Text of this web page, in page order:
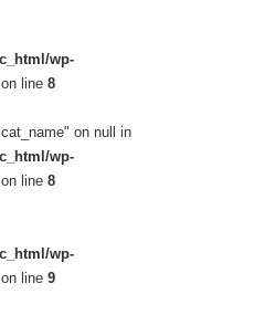
wp-
on line 8
on null in
wp-
on line 8
wp-
on line 9